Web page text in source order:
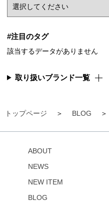
トップページ BLOG
#注目のタグ
該当するデータがありません
取り扱いブランド一覧
ABOUT
NEWS
NEW ITEM
BLOG